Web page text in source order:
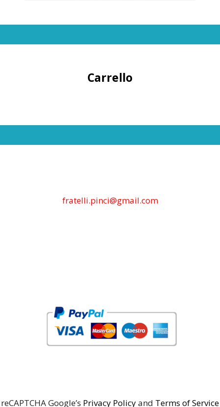
Carrello
fratelli.pinci@gmail.com
reCAPTCHA Google’s Privacy Policyand Terms of Service